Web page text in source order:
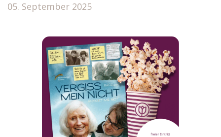
05. September 2025